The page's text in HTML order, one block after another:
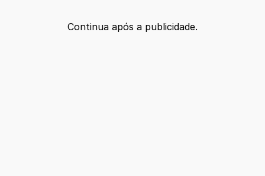
Continua após a publicidade.